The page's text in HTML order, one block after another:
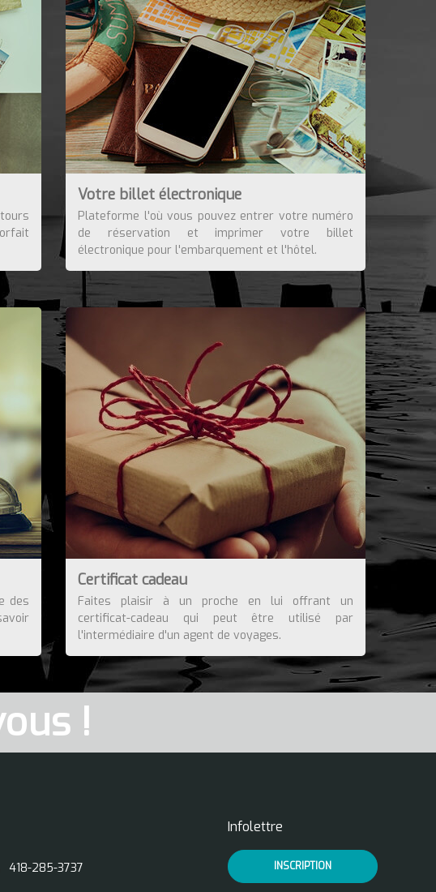
Votre billet électronique
Plateforme l'où vous pouvez entrer votre numéro
de réservation et imprimer votre billet
électronique pour l'embarquement et l'hôtel.
des
Certificat cadeau
Faites plaisir à un proche en lui offrant un
certificat-cadeau qui peut être utilisé par
l'intermédiaire d'un agent de voyages.
!
418-285-3737
Infolettre
INSCRIPTION